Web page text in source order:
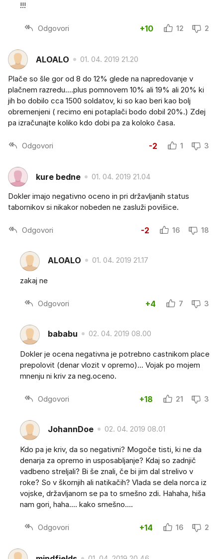
!!!
Odgovori +10 12 2
ALOALO 01. 04. 2019 21.20
Plače so šle gor od 8 do 12% glede na napredovanje v
plačnem razredu....plus pomnovem 10% ali 19% ali 20% ki
jih bo dobilo cca 1500 soldatov, ki so kao beri kao bolj
obremenjeni ( recimo eni potaplači bodo dobil 20%.) Zdej
pa izračunajte koliko kdo dobi pa za koloko časa.
Odgovori -2 1 3
kure bedne 01. 04. 2019 21.04
Dokler imajo negativno oceno in pri državljanih status
tabornikov si nikakor nobeden ne zasluži povišice.
Odgovori -2 16 18
ALOALO 01. 04. 2019 21.17
zakaj ne
Odgovori +4 7 3
bababu 02. 04. 2019 08.00
Dokler je ocena negativna je potrebno castnikom place
prepolovit (denar vlozit v opremo)... Vojak po mojem
mnenju ni kriv za neg.oceno.
Odgovori +18 21 3
JohannDoe 02. 04. 2019 08.01
Kdo pa je kriv, da so negativni? Mogoče tisti, ki ne da
denarja za opremo in usposabljanje? Kdaj so zadnjič
vadbeno streljali? Bi še znali, če bi jim dal strelivo v
roke? So v škornjih ali natikačih? Vlada se dela norca iz
vojske, državljanom se pa to smešno zdi. Hahaha, hiša
nam gori, haha.... kako smešno....
Odgovori +14 16 2